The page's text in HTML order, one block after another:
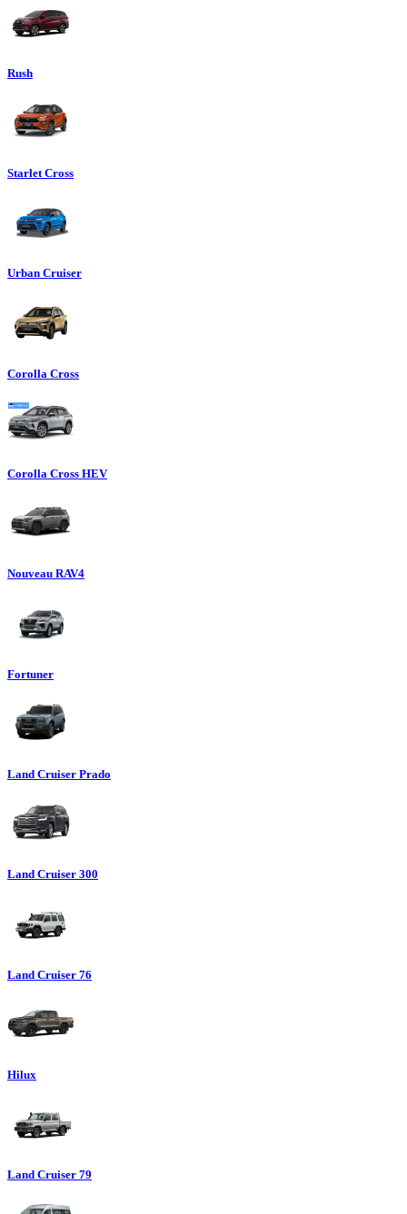
Rush
Starlet Cross
Urban Cruiser
Corolla Cross
Corolla Cross HEV
Nouveau RAV4
Fortuner
Land Cruiser Prado
Land Cruiser 300
Land Cruiser 76
Hilux
Land Cruiser 79